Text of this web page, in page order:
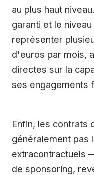
au plus haut
garanti et le
représenter
d'euros par mois,
directes sur la
ses engagements
Enfin, les contrats
généralement pas
extracontractuels
de sponsoring,